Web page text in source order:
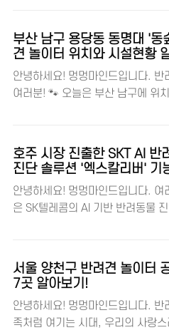
별이 되었다는 소식입니다. 🐘✨ 댕
려동물을 사랑하는 멍멍마인드! 🔎
원 홈페이지 서울대공원의 소중한
라 1965년 태국에서 태어나 일본
리나라에 온 사쿠라는, 59세의 나
서 많은 이들에게 기쁨과 희망을 선
다. 사쿠라의 삶과 여정 사쿠라는 어
일본의 서커스 공연에 참여하다가
울대공원으로 오게 되었습니다. 처
부산 남구 용당동 동명대 '동
견 놀이터 위치와 시설현황
안녕하세요! 멍멍마인드입니다. 반
여러분! 🐾 오늘은 부산 남구에 위
속에서 반려견과 함께 즐길 수 있는
이 생겼다는 소식, 함께 알아볼까요
댕이와 반려동물을 사랑하는 멍멍
동명대학교 홈페이지 '동숲' 반려견
탄생 배경 부산시와 남구청, 그리고
이 함께 교감하며 여가를 즐길 수
화공간으로, 반려견 놀이터 지원사
로 탄생했습니다. 🎉 위치와 시설
숲'은 남구 용당동에 위치한 동명대
호주 시장 진출한 SKT AI 반
진단 솔루션 '엑스칼리버' 기
안녕하세요! 멍멍마인드입니다. 여
은 SK텔레콤의 AI 기반 반려동물
스칼리버의 호주 시장 진출 소식과
대해 알아보았는데요, 각각의 기사
능과 전략적 파트너십을 살펴보겠
자세한 내용은 각 기사의 본문을 확
서울 양천구 반려견 놀이터
7곳 알아보기!
안녕하세요! 멍멍마인드입니다. 반
족처럼 여기는 시대, 우리의 사랑스